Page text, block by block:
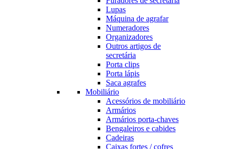
Lupas
Máquina de agrafar
Numeradores
Organizadores
Outros artigos de
secretária
Porta clips
Porta lápis
Saca agrafes
Mobiliário
Acessórios de mobiliário
Armários
Armários porta-chaves
Bengaleiros e cabides
Cadeiras
Caixas fortes / cofres